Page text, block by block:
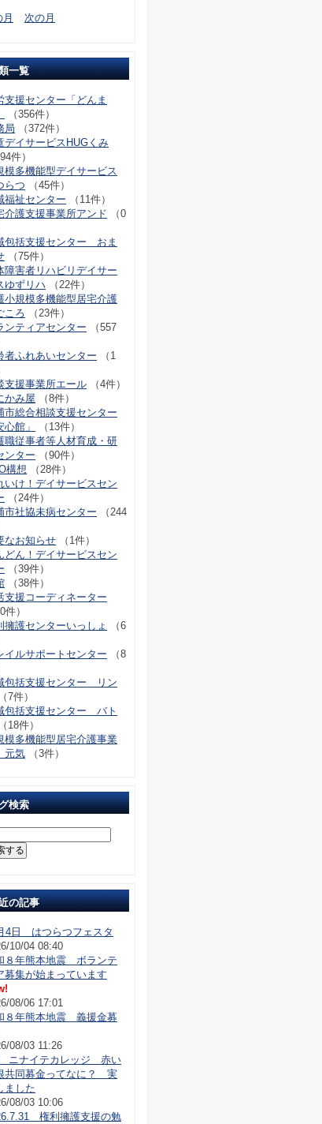
次の月
一覧
支援センター「どんま
（356件）
局 （372件）
デイサービスHUGくみ
件）
模多機能型デイサービス
らつ （45件）
福祉センター （11件）
介護支援事業所アンド （0
包括支援センター おま
（75件）
障害者リハビリデイサー
ゆずリハ （22件）
小規模多機能型居宅介護
ころ （23件）
ンティアセンター （557
者ふれあいセンター （1
支援事業所エール （4件）
かみ屋 （8件）
市総合相談支援センター
心館」
（13件）
職従事者等人材育成・研
ンター （90件）
構想 （28件）
いけ！デイサービスセン
（24件）
市社協未病センター （244
なお知らせ （1件）
どん！デイサービスセン
（39件）
（38件）
支援コーディネーター
件）
擁護センターいっしょ
（6
イルサポートセンター （8
包括支援センター リン
（7件）
包括支援センター バト
（18件）
模多機能型居宅介護事業
気 （3件）
検索
の記事
4日 はつらつフェスタ
10/04 08:40
８年熊本地震 ボランテ
募集が始まっています
08/06 17:01
８年熊本地震 義援金募
08/03 11:26
ニナイテカレッジ 赤い
共同募金ってなに？ 実
ました
08/03 10:06
権利擁護支援の勉